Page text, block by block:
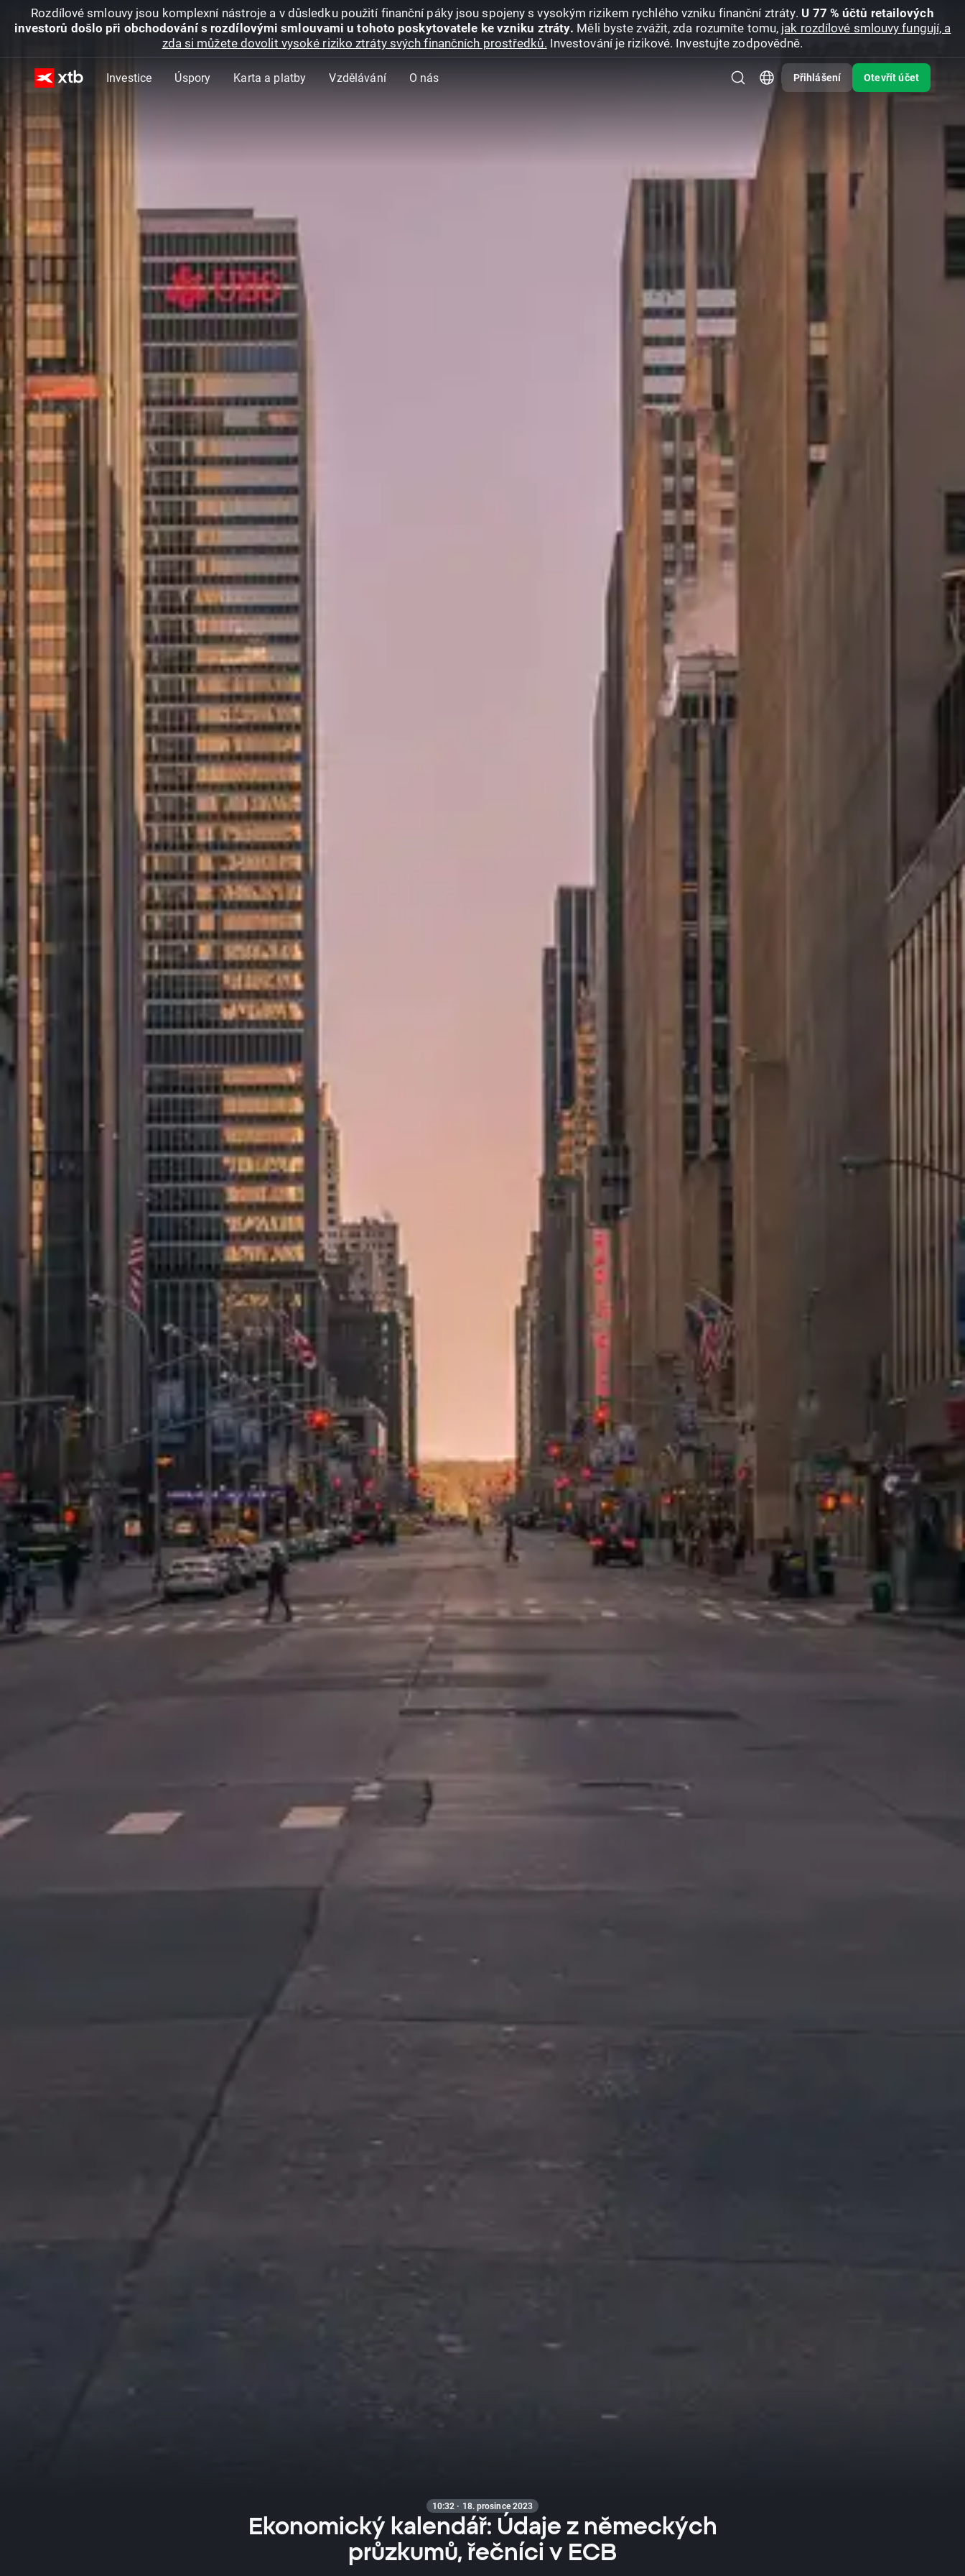
Rozdílové smlouvy jsou komplexní nástroje a v důsledku použití finanční páky jsou spojeny s vysokým rizikem rychlého vzniku finanční ztráty. U 77 % účtů retailových
investorů došlo při obchodování s rozdílovými smlouvami u tohoto poskytovatele ke vzniku ztráty. Měli byste zvážit, zda rozumíte tomu, jak rozdílové smlouvy fungují, a
zda si můžete dovolit vysoké riziko ztráty svých finančních prostředků. Investování je rizikové. Investujte zodpovědně.
Investice Úspory Karta a platby Vzdělávání O nás Přihlášení Otevřít účet
10:32 · 18. prosince 2023
Ekonomický kalendář: Údaje z německých
průzkumů, řečníci v ECB